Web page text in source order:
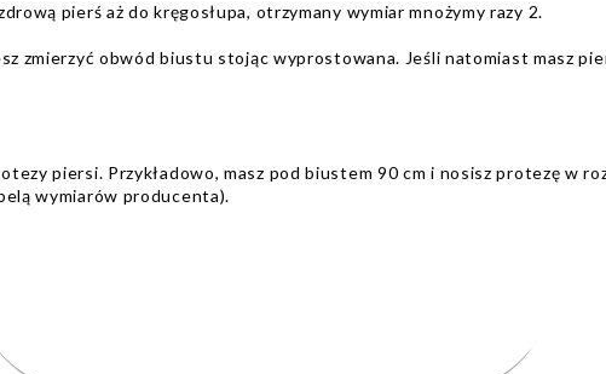
pierś aż do kręgosłupa, otrzymany wymiar mnożymy razy 2.
zmierzyć obwód biustu stojąc wyprostowana. Jeśli natomiast masz
piersi. Przykładowo, masz pod biustem 90 cm i nosisz protezę w
wymiarów producenta).